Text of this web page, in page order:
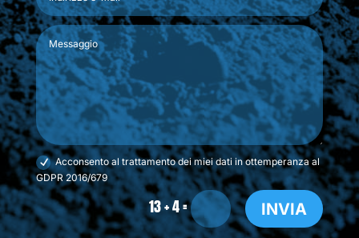
Acconsento al trattamento dei miei dati in ottemperanza al
GDPR 2016/679
13 + 4= INVIA